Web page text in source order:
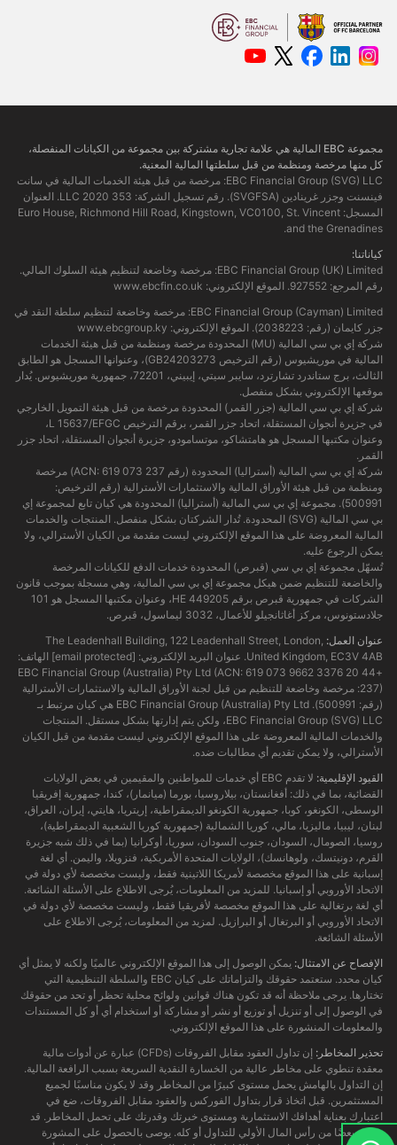
مجموعة EBC المالية هي علامة تجارية مشتركة بين مجموعة من الكيانات المنفصلة، ​​
كل منها مرخصة ومنظمة من قبل سلطتها المالية المعنية.
EBC Financial Group (SVG) LLC: مرخصة من قبل هيئة الخدمات المالية في سانت
فينسنت وجزر غرينادين (SVGFSA). رقم تسجيل الشركة: 353 LLC 2020. العنوان
المسجل: Euro House, Richmond Hill Road, Kingstown, VC0100, St. Vincent
and the Grenadines.
كياناتنا:
EBC Financial Group (UK) Limited: مرخصة وخاضعة لتنظيم هيئة السلوك المالي.
رقم المرجع: 927552. الموقع الإلكتروني:
www.ebcfin.co.uk
EBC Financial Group (Cayman) Limited: مرخصة وخاضعة لتنظيم سلطة النقد في
جزر كايمان (رقم: 2038223). الموقع الإلكتروني:
www.ebcgroup.ky
شركة إي بي سي المالية (MU) المحدودة مرخصة ومنظمة من قبل هيئة الخدمات
المالية في موريشيوس (رقم الترخيص GB24203273)، وعنوانها المسجل هو الطابق
الثالث، برج ستاندرد تشارترد، سايبر سيتي، إيبيني، 72201، جمهورية موريشيوس. يُدار
موقعها الإلكتروني بشكل منفصل.
شركة إي بي سي المالية (جزر القمر) المحدودة مرخصة من قبل هيئة التمويل الخارجي
في جزيرة أنجوان المستقلة، اتحاد جزر القمر، برقم الترخيص L 15637/EFGC،
وعنوان مكتبها المسجل هو هامتشاكو، موتسامودو، جزيرة أنجوان المستقلة، اتحاد جزر
القمر.
شركة إي بي سي المالية (أستراليا) المحدودة (رقم ACN: 619 073 237) مرخصة
ومنظمة من قبل هيئة الأوراق المالية والاستثمارات الأسترالية (رقم الترخيص:
500991). مجموعة إي بي سي المالية (أستراليا) المحدودة هي كيان تابع لمجموعة إي
بي سي المالية (SVG) المحدودة. تُدار الشركتان بشكل منفصل. المنتجات والخدمات
المالية المعروضة على هذا الموقع الإلكتروني ليست مقدمة من الكيان الأسترالي، ولا
يمكن الرجوع عليه.
تُسهّل مجموعة إي بي سي (قبرص) المحدودة خدمات الدفع للكيانات المرخصة
والخاضعة للتنظيم ضمن هيكل مجموعة إي بي سي المالية، وهي مسجلة بموجب قانون
الشركات في جمهورية قبرص برقم HE 449205، وعنوان مكتبها المسجل هو 101
جلادستونوس، مركز أغاثانجيلو للأعمال، 3032 ليماسول، قبرص.
عنوان العمل: The Leadenhall Building, 122 Leadenhall Street, London,
United Kingdom, EC3V 4AB. عنوان البريد الإلكتروني:
[email protected]
الهاتف:
+44 20 3376 9662 EBC Financial Group (Australia) Pty Ltd (ACN: 619 073
237): مرخصة وخاضعة للتنظيم من قبل لجنة الأوراق المالية والاستثمارات الأسترالية
(رقم: 500991). EBC Financial Group (Australia) Pty Ltd هي كيان مرتبط بـ
EBC Financial Group (SVG) LLC، ولكن يتم إدارتها بشكل مستقل. المنتجات
والخدمات المالية المعروضة على هذا الموقع الإلكتروني ليست مقدمة من قبل الكيان
الأسترالي، ولا يمكن تقديم أي مطالبات ضده.
القيود الإقليمية:
لا تقدم EBC أي خدمات للمواطنين والمقيمين في بعض الولايات
القضائية، بما في ذلك: أفغانستان، بيلاروسيا، بورما (ميانمار)، كندا، جمهورية إفريقيا
الوسطى، الكونغو، كوبا، جمهورية الكونغو الديمقراطية، إريتريا، هايتي، إيران، العراق،
لبنان، ليبيا، ماليزيا، مالي، كوريا الشمالية (جمهورية كوريا الشعبية الديمقراطية)،
روسيا، الصومال، السودان، جنوب السودان، سوريا، أوكرانيا (بما في ذلك شبه جزيرة
القرم، دونيتسك، ولوهانسك)، الولايات المتحدة الأمريكية، فنزويلا، واليمن. أي لغة
إسبانية على هذا الموقع مخصصة لأمريكا اللاتينية فقط، وليست مخصصة لأي دولة في
الاتحاد الأوروبي أو إسبانيا. للمزيد من المعلومات، يُرجى الاطلاع على الأسئلة الشائعة.
أي لغة برتغالية على هذا الموقع مخصصة لأفريقيا فقط، وليست مخصصة لأي دولة في
الاتحاد الأوروبي أو البرتغال أو البرازيل. لمزيد من المعلومات، يُرجى الاطلاع على
الأسئلة الشائعة.
الإفصاح عن الامتثال: يمكن الوصول إلى هذا الموقع الإلكتروني عالميًا ولكنه لا يمثل أي
كيان محدد. ستعتمد حقوقك والتزاماتك على كيان EBC والسلطة التنظيمية التي
تختارها. يرجى ملاحظة أنه قد تكون هناك قوانين ولوائح محلية تحظر أو تحد من حقوقك
في الوصول إلى أو تنزيل أو توزيع أو نشر أو مشاركة أو استخدام أي أو كل المستندات
والمعلومات المنشورة على هذا الموقع الإلكتروني.
تحذير المخاطر:
إن تداول العقود مقابل الفروقات (CFDs) عبارة عن أدوات مالية
معقدة تنطوي على مخاطر عالية من الخسارة النقدية السريعة بسبب الرافعة المالية.
إن التداول بالهامش يحمل مستوى كبيرًا من المخاطر وقد لا يكون مناسبًا لجميع
المستثمرين. قبل اتخاذ قرار بتداول الفوركس والعقود مقابل الفروقات، ضع في
اعتبارك بعناية أهدافك الاستثمارية ومستوى خبرتك وقدرتك على تحمل المخاطر. قد
تخسر بعضًا من رأس المال الأولي للتداول أو كله. يوصى بالحصول على المشورة